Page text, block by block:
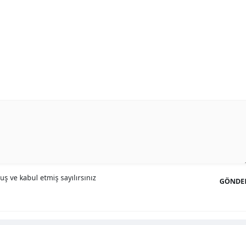
ve kabul etmiş sayılırsınız